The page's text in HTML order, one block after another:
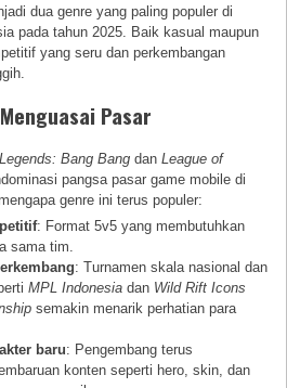
dua genre yang paling populer di
pada tahun 2025. Baik kasual maupun
yang seru dan perkembangan
Pasar
Bang Bang danLeague of
pangsa pasar game mobile di
genre ini terus populer:
: Format 5v5 yang membutuhkan
sama tim.
: Turnamen skala nasional dan
MPL Indonesia dan Wild Rift Icons
semakin menarik perhatian para
baru: Pengembang terus
konten seperti hero, skin, dan